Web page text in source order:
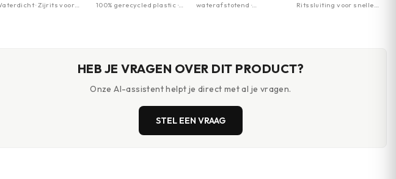
· Zijrits voor
100% gerecycled plastic ·
waterafstotend ·
Ritssluiting voor snelle
HEB JE VRAGEN OVER DIT PRODUCT?
Onze AI-assistent helpt je direct met al je vragen.
STEL EEN VRAAG